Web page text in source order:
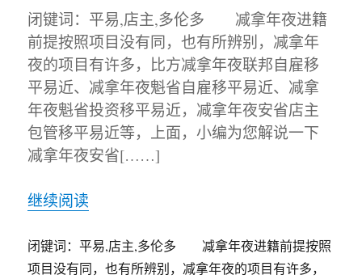
闭键词：平易,店主,多伦多 减拿年夜进籍
前提按照项目没有同，也有所辨别，减拿年
夜的项目有许多，比方减拿年夜联邦自雇移
平易近、减拿年夜魁省自雇移平易近、减拿
年夜魁省投资移平易近，减拿年夜安省店主
包管移平易近等，上面，小编为您解说一下
减拿年夜安省[……]
继续阅读
闭键词：平易,店主,多伦多 减拿年夜进籍前提按照
项目没有同，也有所辨别，减拿年夜的项目有许多，